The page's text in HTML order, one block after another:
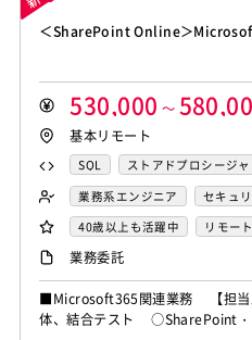
＜SharePoint Online＞
530,000 ～
基本リモート
SQL ストアドプロシージャ
Power Automate
業務系エンジニア
セキュ
40歳以上も活躍中
リモー
業務委託
■Microsoft365関連業務 【担当
体、結合テスト ○SharePoint・